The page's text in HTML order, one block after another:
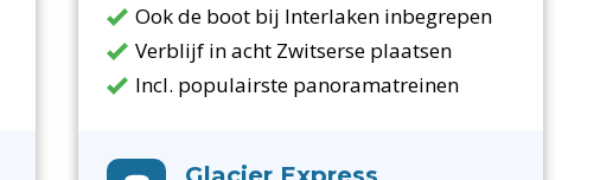
Ook de boot bij Interlaken inbegrepen
Verblijf in acht Zwitserse plaatsen
Incl. populairste panoramatreinen